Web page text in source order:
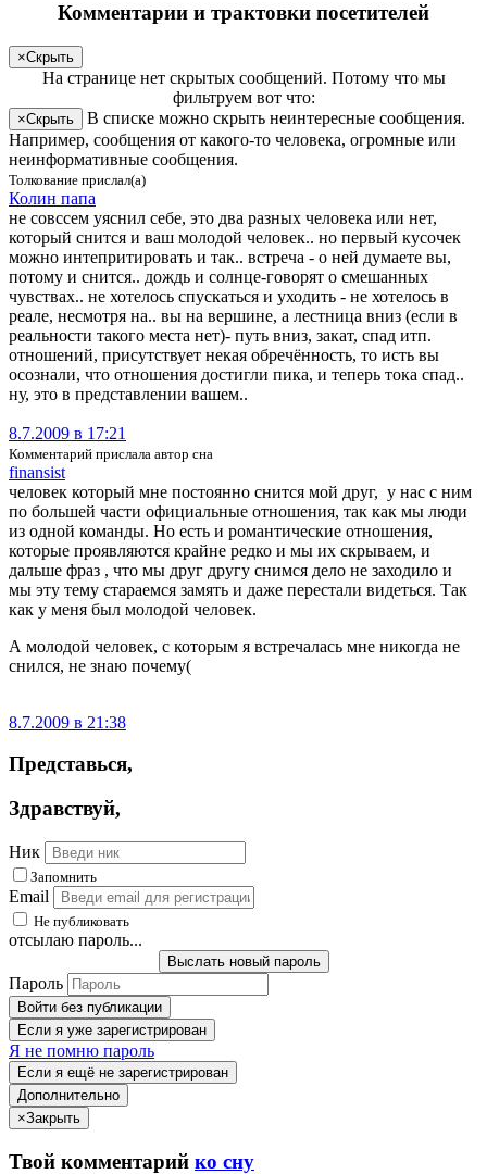
Комментарии и трактовки посетителей
×Скрыть
На странице нет скрытых сообщений. Потому что мы
фильтруем вот что:
×Скрыть
В списке можно скрыть неинтересные сообщения.
Например, сообщения от какого-то человека, огромные или
неинформативные сообщения.
Толкование прислал(а)
Ко­лин па­па
не совссем уяснил себе, это два разных человека или нет,
который снится и ваш молодой человек.. но первый кусочек
можно интепритировать и так.. встреча - о ней думаете вы,
потому и снится.. дождь и солнце-говорят о смешанных
чувствах.. не хотелось спускаться и уходить - не хотелось в
реале, несмотря на.. вы на вершине, а лестница вниз (если в
реальности такого места нет)- путь вниз, закат, спад итп.
отношений, присутствует некая обречённость, то исть вы
осознали, что отношения достигли пика, и теперь тока спад..
ну, это в представлении вашем..
8.7.2009 в 17:21
Комментарий прислала автор сна
fi­nan­sist
человек который мне постоянно снится мой друг, у нас с ним
по большей части официальные отношения, так как мы люди
из одной команды. Но есть и романтические отношения,
которые проявляются крайне редко и мы их скрываем, и
дальше фраз , что мы друг другу снимся дело не заходило и
мы эту тему стараемся замять и даже перестали видеться. Так
как у меня был молодой человек.
А молодой человек, с которым я встречалась мне никогда не
снился, не знаю почему(
8.7.2009 в 21:38
Представься,
Здравствуй,
Ник
Запомнить
Email
Не публиковать
отсылаю пароль...
Выслать новый пароль
Пароль
Войти без публикации
Если я уже зарегистрирован
Я не помню пароль
Если я ещё не зарегистрирован
Дополнительно
×Закрыть
Твой комментарий ко сну